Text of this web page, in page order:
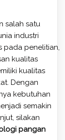
salah satu
industri
pada penelitian,
kualitas
kualitas
Dengan
kebutuhan
semakin
silakan
pangan